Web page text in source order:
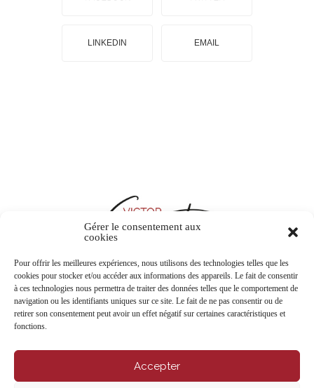
Gérer le consentement aux
cookies
Pour offrir les meilleures expériences, nous utilisons des technologies telles que les
cookies pour stocker et/ou accéder aux informations des appareils. Le fait de consentir
à ces technologies nous permettra de traiter des données telles que le comportement de
navigation ou les identifiants uniques sur ce site. Le fait de ne pas consentir ou de
retirer son consentement peut avoir un effet négatif sur certaines caractéristiques et
fonctions.
Accepter
LINKEDIN EMAIL
CONTACTEZ-NOUS